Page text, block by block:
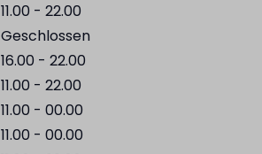
11.00 - 22.00
Geschlossen
16.00 - 22.00
11.00 - 22.00
11.00 - 00.00
11.00 - 00.00